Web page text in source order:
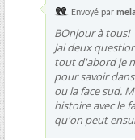
Envoyé par
BOnjour à tous!
Jai deux
tout d'abord je
pour savoir
ou la face sud.
histoire avec le
qu'on peut